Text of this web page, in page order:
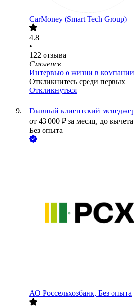
CarMoney (Smart Tech Group)
4.8
•
122 отзыва
Смоленск
Интервью о жизни в компании
Откликнитесь среди первых
Откликнуться
Главный клиентский
от 43 000 ₽ за месяц, до
Без опыта
АО Россельхозбанк, Без опыта